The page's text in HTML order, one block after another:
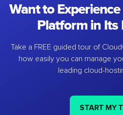
Want to
Platform in Its
Take a FREE guided tour of
how easily you can manage
leading cloud-
START MY